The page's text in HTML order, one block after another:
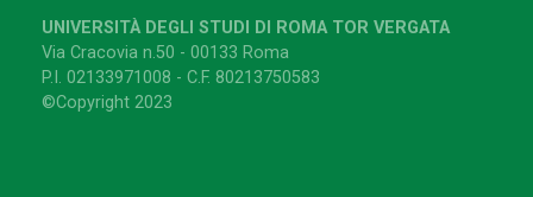
UNIVERSITÀ DEGLI STUDI DI ROMA TOR VERGATA
Via Cracovia n.50 - 00133 Roma
P.I. 02133971008 - C.F. 80213750583
©Copyright 2023